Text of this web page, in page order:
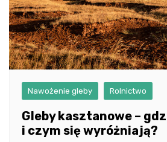
Nawożenie gleby Rolnictwo
Gleby kasztanowe –
i czym się wyróżniają?